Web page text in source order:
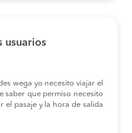
usuarios
wega yo necesito viajar el
saber que permiso necesito
el pasaje y la hora de salida